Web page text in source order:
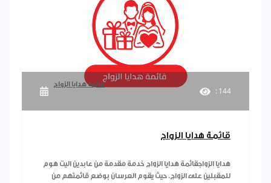
قائمة هدايا الزواج
: 144
قائمة هدايا الزواج
هدايا الزواجقائمة هدايا الزواج خدمة مقدمة من عابدين اليت هوم
للمقبلين على الزواج. حيث يقوم العرسان بوضع قائمتهم من